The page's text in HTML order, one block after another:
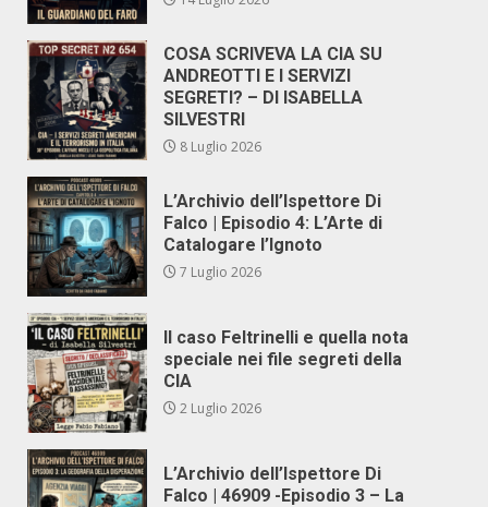
COSA SCRIVEVA LA CIA SU
ANDREOTTI E I SERVIZI
SEGRETI? – DI ISABELLA
SILVESTRI
8 Luglio 2026
L’Archivio dell’Ispettore Di
Falco | Episodio 4: L’Arte di
Catalogare l’Ignoto
7 Luglio 2026
Il caso Feltrinelli e quella nota
speciale nei file segreti della
CIA
2 Luglio 2026
L’Archivio dell’Ispettore Di
Falco | 46909 -Episodio 3 – La